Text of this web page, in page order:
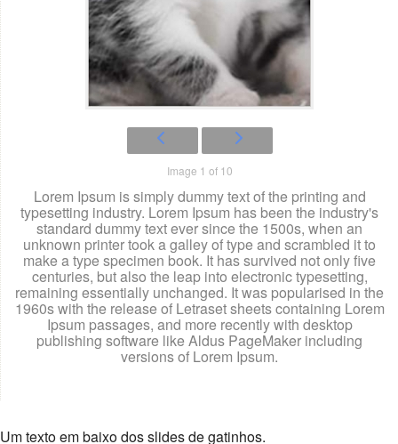
Image 1 of 10
Lorem Ipsum is simply dummy text of the printing and
typesetting industry. Lorem Ipsum has been the industry's
standard dummy text ever since the 1500s, when an
unknown printer took a galley of type and scrambled it to
make a type specimen book. It has survived not only five
centuries, but also the leap into electronic typesetting,
remaining essentially unchanged. It was popularised in the
1960s with the release of Letraset sheets containing Lorem
Ipsum passages, and more recently with desktop
publishing software like Aldus PageMaker including
versions of Lorem Ipsum.
Um texto em baixo dos slides de gatinhos.